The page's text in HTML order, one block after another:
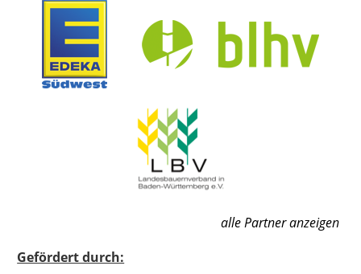
alle Partner anzeigen
Gefördert durch: